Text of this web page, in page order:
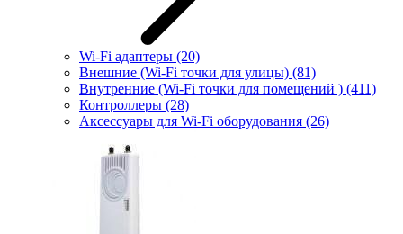
Wi-Fi адаптеры (20)
Внешние (Wi-Fi точки для улицы) (81)
Внутренние (Wi-Fi точки для помещений ) (411)
Контроллеры (28)
Аксессуары для Wi-Fi оборудования (26)